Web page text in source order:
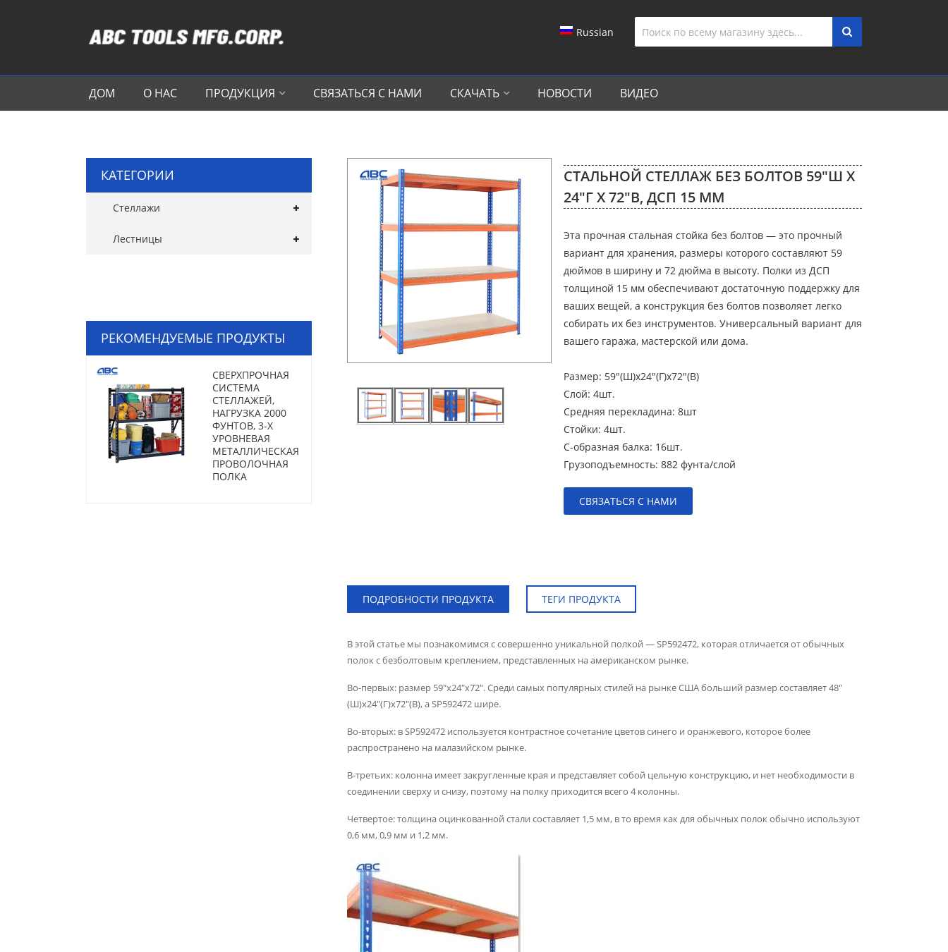
Russian
ДОМ О НАС ПРОДУКЦИЯ СВЯЗАТЬСЯ С НАМИ СКАЧАТЬ НОВОСТИ ВИДЕО
КАТЕГОРИИ
Стеллажи
Лестницы
РЕКОМЕНДУЕМЫЕ ПРОДУКТЫ
СВЕРХПРОЧНАЯ
СИСТЕМА
СТЕЛЛАЖЕЙ,
НАГРУЗКА 2000
ФУНТОВ, 3-Х
УРОВНЕВАЯ
МЕТАЛЛИЧЕСКАЯ
ПРОВОЛОЧНАЯ
ПОЛКА
СТАЛЬНОЙ СТЕЛЛАЖ БЕЗ БОЛТОВ 59″Ш X
24″Г X 72″В, ДСП 15 ММ
Эта прочная стальная стойка без болтов — это прочный
вариант для хранения, размеры которого составляют 59
дюймов в ширину и 72 дюйма в высоту. Полки из ДСП
толщиной 15 мм обеспечивают достаточную поддержку для
ваших вещей, а конструкция без болтов позволяет легко
собирать их без инструментов. Универсальный вариант для
вашего гаража, мастерской или дома.
Размер: 59″(Ш)x24″(Г)x72″(В)
Слой: 4шт.
Средняя перекладина: 8шт
Стойки: 4шт.
С-образная балка: 16шт.
Грузоподъемность: 882 фунта/слой
СВЯЗАТЬСЯ С НАМИ
ПОДРОБНОСТИ ПРОДУКТА ТЕГИ ПРОДУКТА
В этой статье мы познакомимся с совершенно уникальной полкой — SP592472, которая отличается от обычных
полок с безболтовым креплением, представленных на американском рынке.
Во-первых: размер 59″x24″x72″. Среди самых популярных стилей на рынке США больший размер составляет 48″
(Ш)x24″(Г)x72″(В), а SP592472 шире.
Во-вторых: в SP592472 используется контрастное сочетание цветов синего и оранжевого, которое более
распространено на малазийском рынке.
В-третьих: колонна имеет закругленные края и представляет собой цельную конструкцию, и нет необходимости в
соединении сверху и снизу, поэтому на полку приходится всего 4 колонны.
Четвертое: толщина оцинкованной стали составляет 1,5 мм, в то время как для обычных полок обычно используют
0,6 мм, 0,9 мм и 1,2 мм.